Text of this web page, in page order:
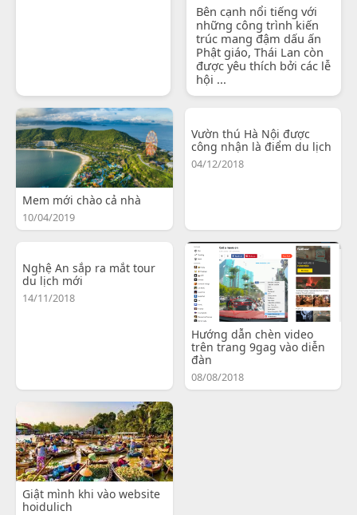
Bên cạnh nổi tiếng với
những công trình kiến
trúc mang đậm dấu ấn
Phật giáo, Thái Lan còn
được yêu thích bởi các lễ
hội ...
Mem mới chào cả nhà
10/04/2019
Vườn thú Hà Nội được
công nhận là điểm du lịch
04/12/2018
Nghệ An sắp ra mắt tour
du lịch mới
14/11/2018
Hướng dẫn chèn video
trên trang 9gag vào diễn
đàn
08/08/2018
Giật mình khi vào website
hoidulich